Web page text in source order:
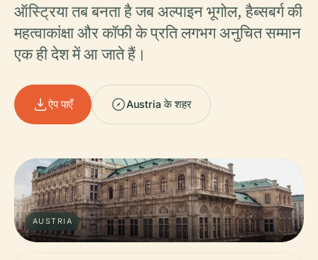
ऑस्ट्रिया तब बनता है जब अल्पाइन भूगोल, हैब्सबर्ग की
महत्वाकांक्षा और कॉफी के प्रति लगभग अनुचित सम्मान
एक ही देश में आ जाते हैं।
ऐप पाएँ Austria के शहर
AUSTRIA